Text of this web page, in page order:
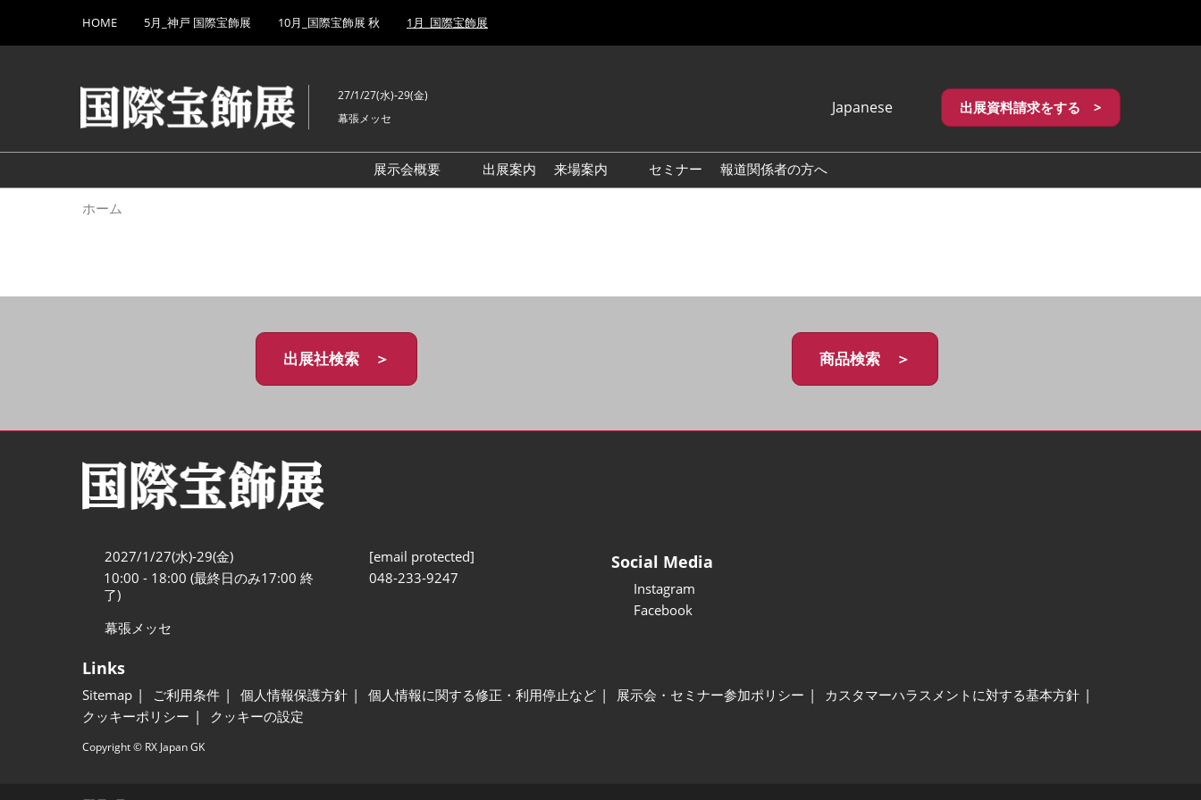
キ
し
て
to
HOME 5月_神戸 国際宝飾展 10月_国際宝飾展 秋 1月_国際宝飾展
27/1/27(水)-29(金)
幕張メッセ
Japanese
English
繁體中文
出展資料請求をする >
展示会概要
出展案内
来場案内
セミナー 報道関係者の方へ
ホーム
出展社検索 ＞ 商品検索 ＞
2027/1/27(水)-29(金)
10:00 - 18:00 (最終日のみ17:00 終
了)
幕張メッセ
[email protected]
048-233-9247
Social Media
Instagram
Facebook
Links
Sitemap ご利用条件 個人情報保護方針 個人情報に関する修正・利用停止など 展示会・セミナー参加ポリシー
カスタマーハラスメントに対する基本方針
クッキーポリシー
クッキーの設定
Copyright © RX Japan GK